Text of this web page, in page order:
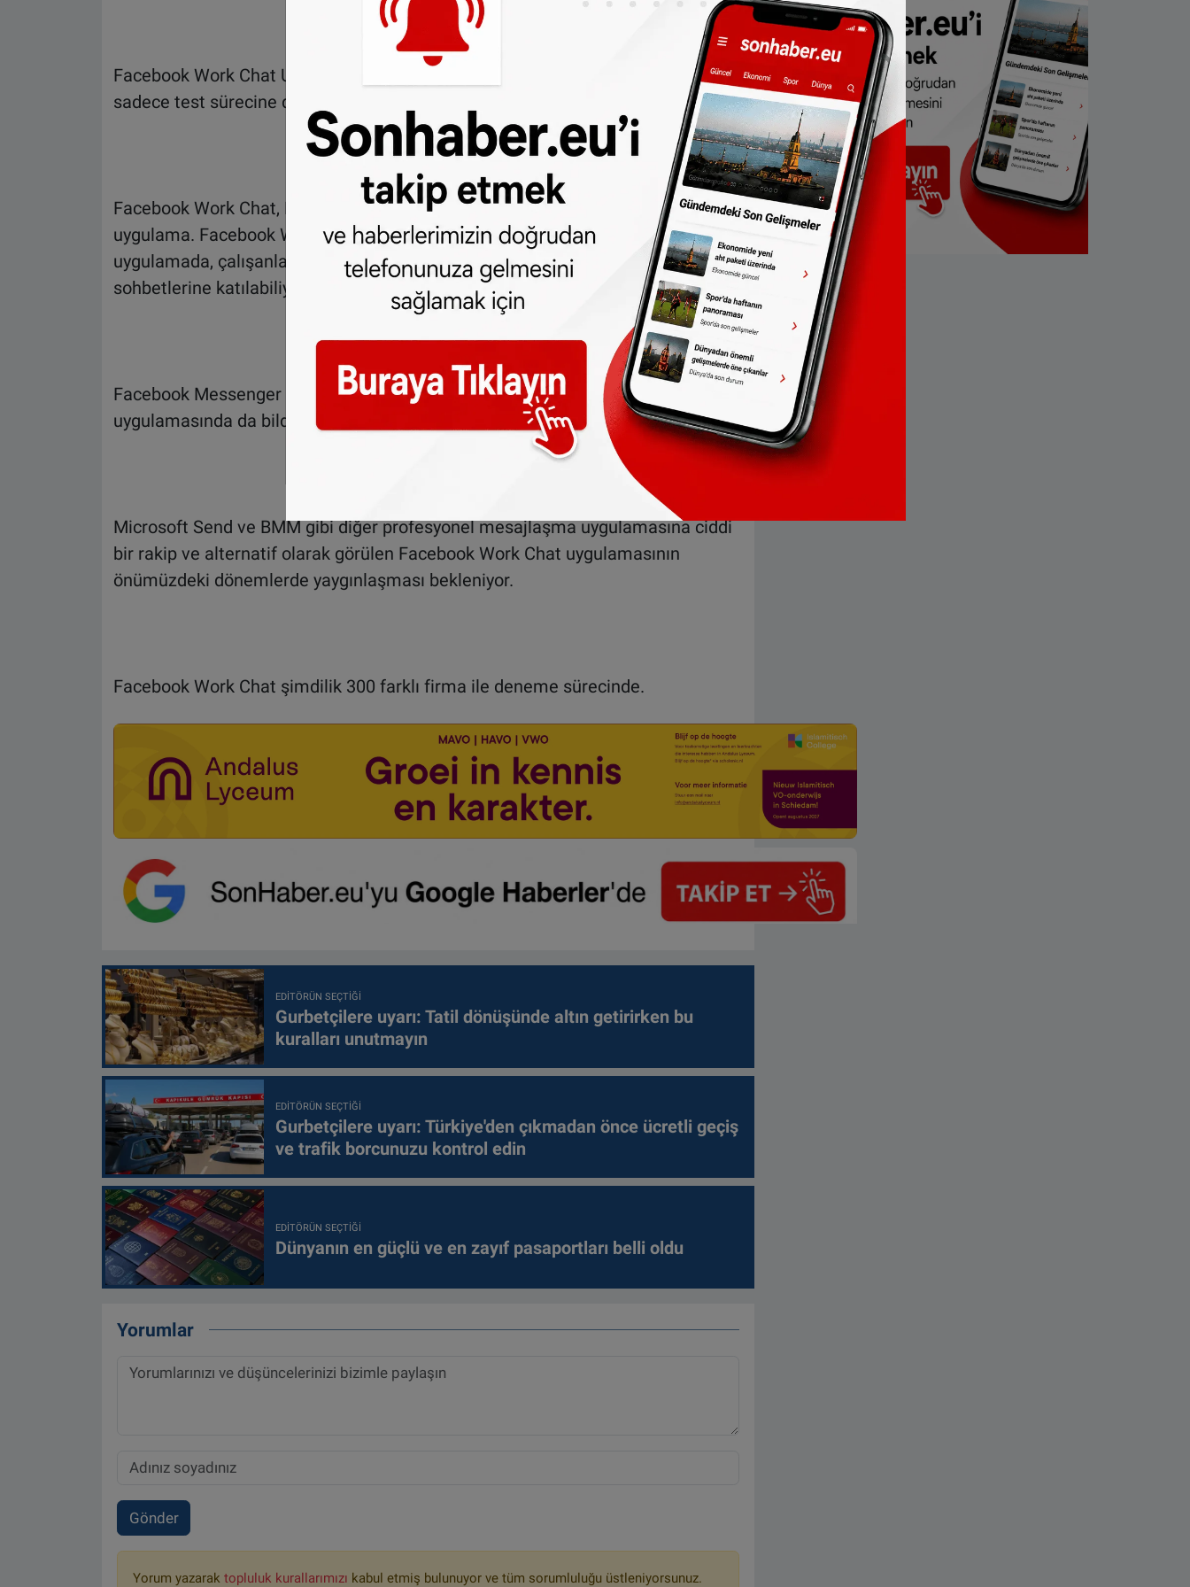
Facebook Work Chat Uygulaması şu anda Google Play Store'da yayında ancak
sadece test sürecine dahil edilen kullanıcılar bu uygulamadan faydalanabiliyor.
Facebook Work Chat, Facebook Messenger altyapısı üzerinden çalışan bir
uygulama. Facebook Work Chat kullanan şirketteki tüm çalışanların listelendiği
uygulamada, çalışanlar listesinden yeni bir sohbet başlatabiliyor veya grup
sohbetlerine katılabiliyor.
Facebook Messenger uygulamasındakine benzer olarak Facebook Work Chat
uygulamasında da bildirimleri sessize alabiliyorsunuz.
Microsoft Send ve BMM gibi diğer profesyonel mesajlaşma uygulamasına ciddi
bir rakip ve alternatif olarak görülen Facebook Work Chat uygulamasının
önümüzdeki dönemlerde yaygınlaşması bekleniyor.
Facebook Work Chat şimdilik 300 farklı firma ile deneme sürecinde.
EDITÖRÜN SEÇTIĞI
Gurbetçilere uyarı: Tatil dönüşünde altın getirirken bu
kuralları unutmayın
EDITÖRÜN SEÇTIĞI
Gurbetçilere uyarı: Türkiye'den çıkmadan önce ücretli geçiş
ve trafik borcunuzu kontrol edin
EDITÖRÜN SEÇTIĞI
Dünyanın en güçlü ve en zayıf pasaportları belli oldu
Yorumlar
Gönder
Yorum yazarak topluluk kurallarımızı kabul etmiş bulunuyor ve tüm sorumluluğu üstleniyorsunuz.